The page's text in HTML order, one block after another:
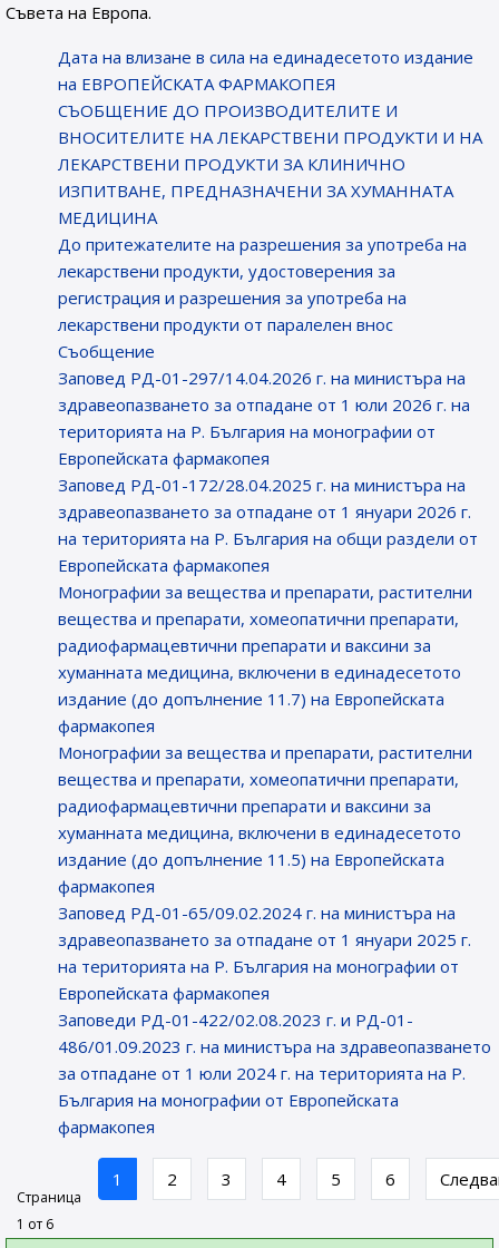
Съвета на Европа.
Датa на влизане в сила на единадесетото издание
на ЕВРОПЕЙСКАТА ФАРМАКОПЕЯ
СЪОБЩЕНИЕ ДО ПРОИЗВОДИТЕЛИТЕ И
ВНОСИТЕЛИТЕ НА ЛЕКАРСТВЕНИ ПРОДУКТИ И НА
ЛЕКАРСТВЕНИ ПРОДУКТИ ЗА КЛИНИЧНО
ИЗПИТВАНЕ, ПРЕДНАЗНАЧЕНИ ЗА ХУМАННАТА
МЕДИЦИНА
До притежателите на разрешения за употреба на
лекарствени продукти, удостоверения за
регистрация и разрешения за употреба на
лекарствени продукти от паралелен внос
Съобщение
Заповед РД-01-297/14.04.2026 г. на министъра на
здравеопазването за отпадане от 1 юли 2026 г. на
територията на Р. България на монографии от
Европейската фармакопея
Заповед РД-01-172/28.04.2025 г. на министъра на
здравеопазването за отпадане от 1 януари 2026 г.
на територията на Р. България на общи раздели от
Европейската фармакопея
Монографии за вещества и препарати, растителни
вещества и препарати, хомеопатични препарати,
радиофармацевтични препарати и ваксини за
хуманната медицина, включени в единадесетото
издание (до допълнение 11.7) на Европейската
фармакопея
Монографии за вещества и препарати, растителни
вещества и препарати, хомеопатични препарати,
радиофармацевтични препарати и ваксини за
хуманната медицина, включени в единадесетото
издание (до допълнение 11.5) на Европейската
фармакопея
Заповед РД-01-65/09.02.2024 г. на министъра на
здравеопазването за отпадане от 1 януари 2025 г.
на територията на Р. България на монографии от
Европейската фармакопея
Заповеди РД-01-422/02.08.2023 г. и РД-01-
486/01.09.2023 г. на министъра на здравеопазването
за отпадане от 1 юли 2024 г. на територията на Р.
България на монографии от Европейската
фармакопея
Страница
1 от 6
1 2 3 4 5 6